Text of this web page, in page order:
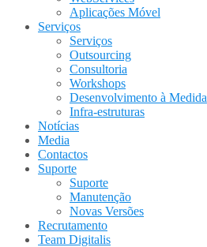
Aplicações Móvel
Serviços
Serviços
Outsourcing
Consultoria
Workshops
Desenvolvimento à Medida
Infra-estruturas
Notícias
Media
Contactos
Suporte
Suporte
Manutenção
Novas Versões
Recrutamento
Team Digitalis